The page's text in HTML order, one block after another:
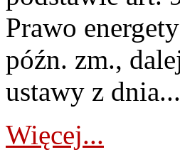
Prawo
późn. zm.,
ustawy z dnia...
Więcej...